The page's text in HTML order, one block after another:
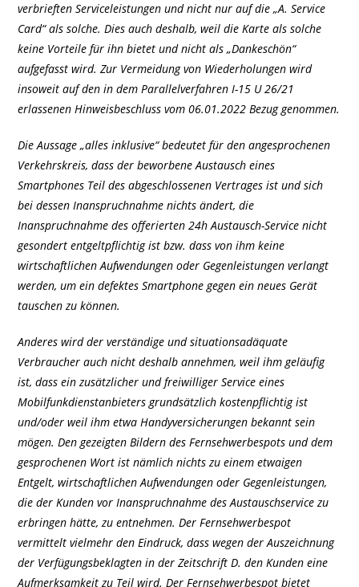
verbrieften Serviceleistungen und nicht nur auf die „A. Service
Card“ als solche. Dies auch deshalb, weil die Karte als solche
keine Vorteile für ihn bietet und nicht als „Dankeschön“
aufgefasst wird. Zur Vermeidung von Wiederholungen wird
insoweit auf den in dem Parallelverfahren I-15 U 26/21
erlassenen Hinweisbeschluss vom 06.01.2022 Bezug genommen.
Die Aussage „alles inklusive“ bedeutet für den angesprochenen
Verkehrskreis, dass der beworbene Austausch eines
Smartphones Teil des abgeschlossenen Vertrages ist und sich
bei dessen Inanspruchnahme nichts ändert, die
Inanspruchnahme des offerierten 24h Austausch-Service nicht
gesondert entgeltpflichtig ist bzw. dass von ihm keine
wirtschaftlichen Aufwendungen oder Gegenleistungen verlangt
werden, um ein defektes Smartphone gegen ein neues Gerät
tauschen zu können.
Anderes wird der verständige und situationsadäquate
Verbraucher auch nicht deshalb annehmen, weil ihm geläufig
ist, dass ein zusätzlicher und freiwilliger Service eines
Mobilfunkdienstanbieters grundsätzlich kostenpflichtig ist
und/oder weil ihm etwa Handyversicherungen bekannt sein
mögen. Den gezeigten Bildern des Fernsehwerbespots und dem
gesprochenen Wort ist nämlich nichts zu einem etwaigen
Entgelt, wirtschaftlichen Aufwendungen oder Gegenleistungen,
die der Kunden vor Inanspruchnahme des Austauschservice zu
erbringen hätte, zu entnehmen. Der Fernsehwerbespot
vermittelt vielmehr den Eindruck, dass wegen der Auszeichnung
der Verfügungsbeklagten in der Zeitschrift D. den Kunden eine
Aufmerksamkeit zu Teil wird. Der Fernsehwerbespot bietet